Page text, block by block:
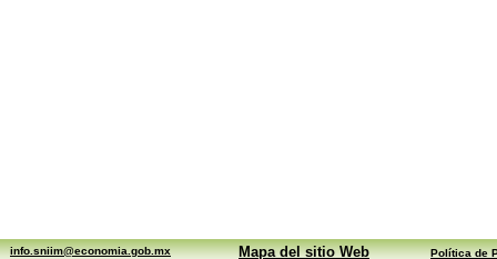
info.sniim@economia.gob.mx Mapa del sitio Web Política de